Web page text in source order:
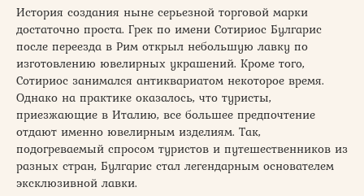
История создания ныне серьезной торговой марки
достаточно проста. Грек по имени Сотириос Булгарис
после переезда в Рим открыл небольшую лавку по
изготовлению ювелирных украшений. Кроме того,
Сотириос занимался антиквариатом некоторое время.
Однако на практике оказалось, что туристы,
приезжающие в Италию, все большее предпочтение
отдают именно ювелирным изделиям. Так,
подогреваемый спросом туристов и путешественников из
разных стран, Булгарис стал легендарным основателем
эксклюзивной лавки.